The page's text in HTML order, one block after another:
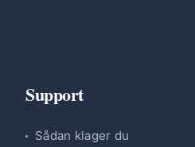
Support
Sådan klager du